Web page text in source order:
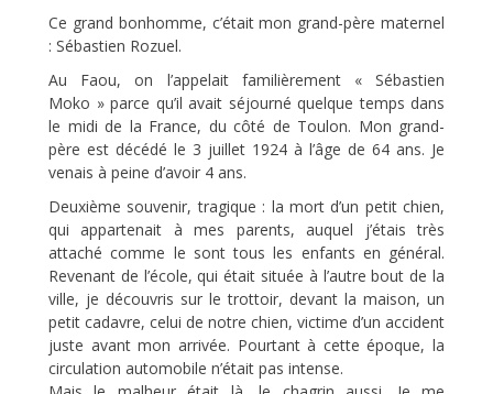
Ce grand bonhomme, c’était mon grand-père maternel
: Sébastien Rozuel.
Au Faou, on l’appelait familièrement « Sébastien
Moko » parce qu’il avait séjourné quelque temps dans
le midi de la France, du côté de Toulon. Mon grand-
père est décédé le 3 juillet 1924 à l’âge de 64 ans. Je
venais à peine d’avoir 4 ans.
Deuxième souvenir, tragique : la mort d’un petit chien,
qui appartenait à mes parents, auquel j’étais très
attaché comme le sont tous les enfants en général.
Revenant de l’école, qui était située à l’autre bout de la
ville, je découvris sur le trottoir, devant la maison, un
petit cadavre, celui de notre chien, victime d’un accident
juste avant mon arrivée. Pourtant à cette époque, la
circulation automobile n’était pas intense.